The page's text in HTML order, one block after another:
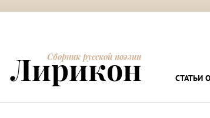
Сборник русской поэзии
Лирикон СТАТЬИ